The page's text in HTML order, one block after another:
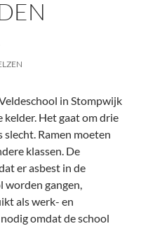
in Stompwijk
kelder. Het gaat om drie
slecht. Ramen moeten
klassen. De
er asbest in de
worden gangen,
als werk- en
omdat de school